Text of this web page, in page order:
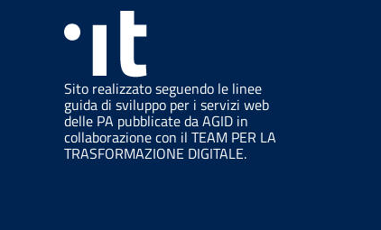
Sito realizzato seguendo le linee
guida di sviluppo per i servizi web
delle PA pubblicate da AGID in
collaborazione con il TEAM PER LA
TRASFORMAZIONE DIGITALE.